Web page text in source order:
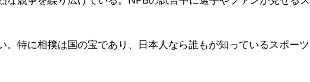
特に相撲は国の宝であり、日本人なら誰もが知っているスポーツ